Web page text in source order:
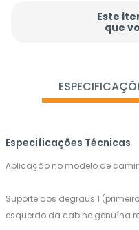
Este
que
Especificações Técnicas
Aplicação no modelo de
Suporte dos degraus 1
esquerdo da cabine genuína